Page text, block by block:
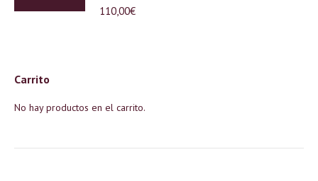
110,00€
Carrito
No hay productos en el carrito.